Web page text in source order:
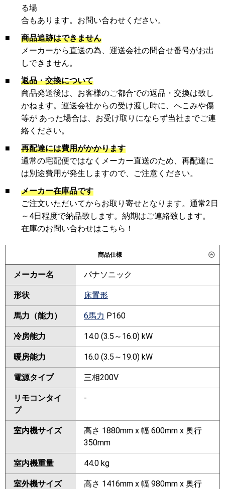
る場
合もあります。お問い合わせください。
■
商品追跡はできません
メーカーから直送の為、運送会社の問合せ番号がお出
しできません。
■
返品・交換について
商品発送後は、お客様のご都合での返品・交換は致し
かねます。運送会社からの受け渡し時に、へこみや傷
等が あった場合は、お受け取りにならず当社までご連
絡ください。
■
再配達には費用がかかります
通常の宅配便ではなくメーカー直送のため、再配達に
は別途費用が発生しますので、ご注意ください。
■
メーカー在庫品です
ご注文いただいてからお取り寄せとなります。通常2日
～4日程度で納品致します。納期はご連絡致します。
在庫のお問い合わせはこちら！
商品仕様
メーカー名 パナソニック
形状 床置形
馬力（能力） 6馬力 P160
冷房能力 14.0 (3.5～16.0) kW
暖房能力 16.0 (3.5～19.0) kW
電源タイプ 三相200V
リモコンタイ
プ
-
室内機サイズ
高さ 1880mm x 幅 600mm x 奥行
350mm
室内機重量 44.0 kg
室外機サイズ
高さ 1416mm x 幅 980mm x 奥行